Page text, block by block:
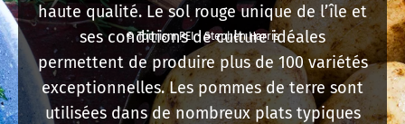
haute qualité. Le sol rouge unique de l’île et
ses conditions de culture idéales
permettent de produire plus de 100 variétés
exceptionnelles. Les pommes de terre sont
utilisées dans de nombreux plats typiques
© Tourism PEI - Stephen Harris